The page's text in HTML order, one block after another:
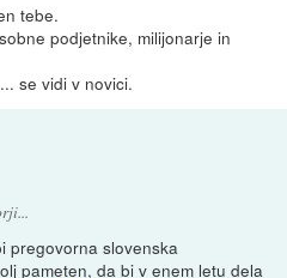
tebe.
podjetnike, milijonarje in
se vidi v novici.
pregovorna slovenska
pameten, da bi v enem letu dela